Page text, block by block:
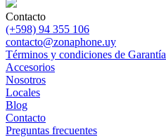
Contacto
(+598) 94 355 106
contacto@zonaphone.uy
Términos y condiciones de Garantía
Accesorios
Nosotros
Locales
Blog
Contacto
Preguntas frecuentes